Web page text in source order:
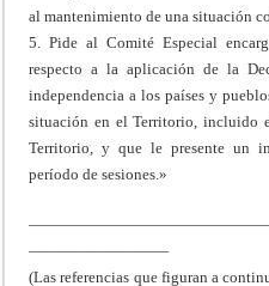
al mantenimiento de una situación
5. Pide al Comité Especial
respecto a la aplicación de la
independencia a los países y
situación en el Territorio, incluido
Territorio, y que le presente un
período de sesiones.»
—————————
(Las referencias que figuran a